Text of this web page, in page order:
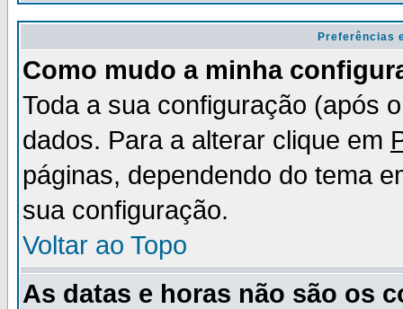
Preferências
Como mudo a minha
Toda a sua configuração (após
dados. Para a alterar clique em
páginas, dependendo do tema
sua configuração.
Voltar ao Topo
As datas e horas não são os